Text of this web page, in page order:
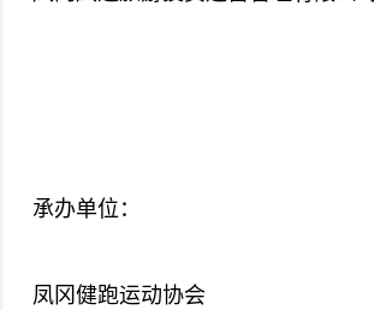
承办单位：
凤冈健跑运动协会